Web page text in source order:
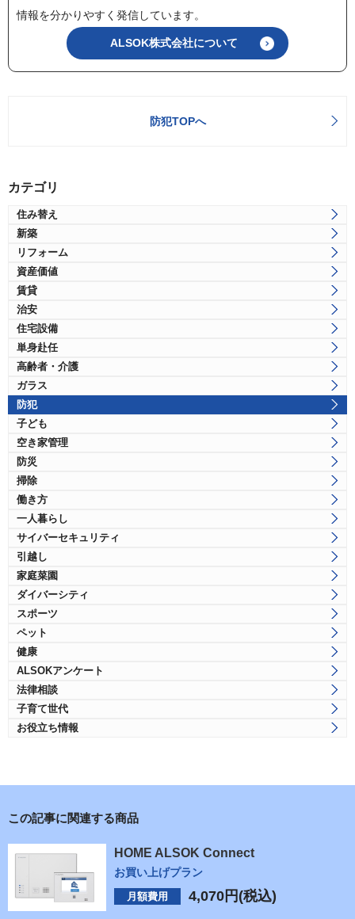
情報を分かりやすく発信しています。
ALSOK株式会社について
防犯TOPへ
カテゴリ
住み替え
新築
リフォーム
資産価値
賃貸
治安
住宅設備
単身赴任
高齢者・介護
ガラス
防犯
子ども
空き家管理
防災
掃除
働き方
一人暮らし
サイバーセキュリティ
引越し
家庭菜園
ダイバーシティ
スポーツ
ペット
健康
ALSOKアンケート
法律相談
子育て世代
お役立ち情報
この記事に関連する商品
HOME ALSOK Connect
お買い上げプラン
月額費用 4,070 円(税込)